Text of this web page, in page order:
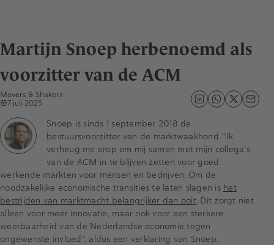
Martijn Snoep herbenoemd als
voorzitter van de ACM
Movers & Shakers
7 juli 2025
Snoep is sinds 1 september 2018 de
bestuursvoorzitter van de marktwaakhond. "Ik
verheug me erop om mij samen met mijn collega's
van de ACM in te blijven zetten voor goed
werkende markten voor mensen en bedrijven. Om de
noodzakelijke economische transities te laten slagen is het
bestrijden van marktmacht belangrijker dan ooit. Dit zorgt niet
alleen voor meer innovatie, maar ook voor een sterkere
weerbaarheid van de Nederlandse economie tegen
ongewenste invloed", aldus een verklaring van Snoep.